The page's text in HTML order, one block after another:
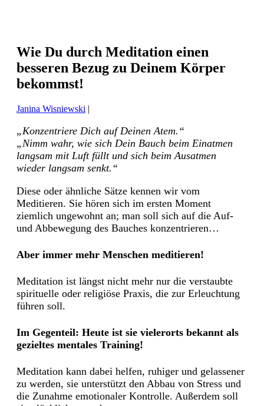
Wie Du durch Meditation einen
besseren Bezug zu Deinem Körper
bekommst!
Janina Wisniewski |
„Konzentriere Dich auf Deinen Atem.“
„Nimm wahr, wie sich Dein Bauch beim Einatmen
langsam mit Luft füllt und sich beim Ausatmen
wieder langsam senkt.“
Diese oder ähnliche Sätze kennen wir vom
Meditieren. Sie hören sich im ersten Moment
ziemlich ungewohnt an; man soll sich auf die Auf-
und Abbewegung des Bauches konzentrieren…
Aber immer mehr Menschen meditieren!
Meditation ist längst nicht mehr nur die verstaubte
spirituelle oder religiöse Praxis, die zur Erleuchtung
führen soll.
Im Gegenteil: Heute ist sie vielerorts bekannt als
gezieltes mentales Training!
Meditation kann dabei helfen, ruhiger und gelassener
zu werden, sie unterstützt den Abbau von Stress und
die Zunahme emotionaler Kontrolle. Außerdem soll